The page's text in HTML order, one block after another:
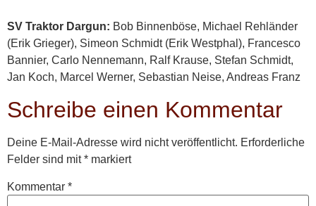
SV Traktor Dargun: Bob Binnenböse, Michael Rehländer
(Erik Grieger), Simeon Schmidt (Erik Westphal), Francesco
Bannier, Carlo Nennemann, Ralf Krause, Stefan Schmidt,
Jan Koch, Marcel Werner, Sebastian Neise, Andreas Franz
Schreibe einen Kommentar
Deine E-Mail-Adresse wird nicht veröffentlicht. Erforderliche
Felder sind mit* markiert
Kommentar *